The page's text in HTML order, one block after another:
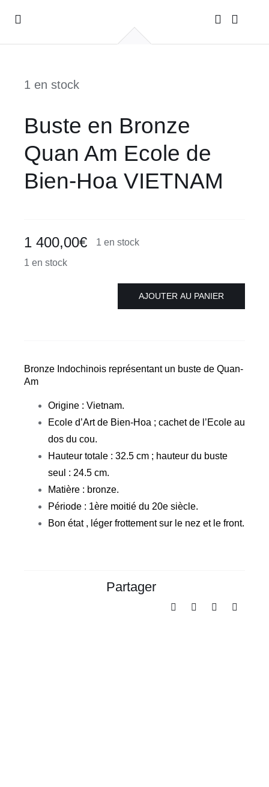
Toggle
PHOTOS DE VOYAGES
1 en stock
Buste en Bronze
Quan Am Ecole de
Bien-Hoa VIETNAM
1 400,00€
1 en stock
1 en stock
Bronze
Ecole
de
Bien-
Hoa
VIETNAM
AJOUTER AU PANIER
Bronze Indochinois représentant un buste de Quan-
Am
Origine : Vietnam.
Ecole d’Art de Bien-Hoa ; cachet de l’Ecole au
dos du cou.
Hauteur totale : 32.5 cm ; hauteur du buste
seul : 24.5 cm.
Matière : bronze.
Période : 1ère moitié du 20e siècle.
Bon état , léger frottement sur le nez et le front.
Partager